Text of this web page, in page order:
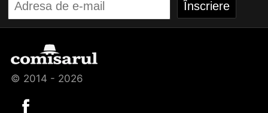
© 2014 - 2026